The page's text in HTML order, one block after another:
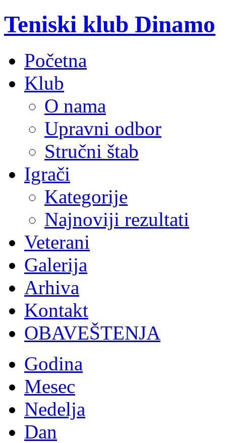
Teniski klub Dinamo
Početna
Klub
O nama
Upravni odbor
Stručni štab
Igrači
Kategorije
Najnoviji rezultati
Veterani
Galerija
Arhiva
Kontakt
OBAVEŠTENJA
Godina
Mesec
Nedelja
Dan